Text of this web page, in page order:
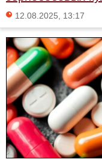
12.08.2025, 13:17